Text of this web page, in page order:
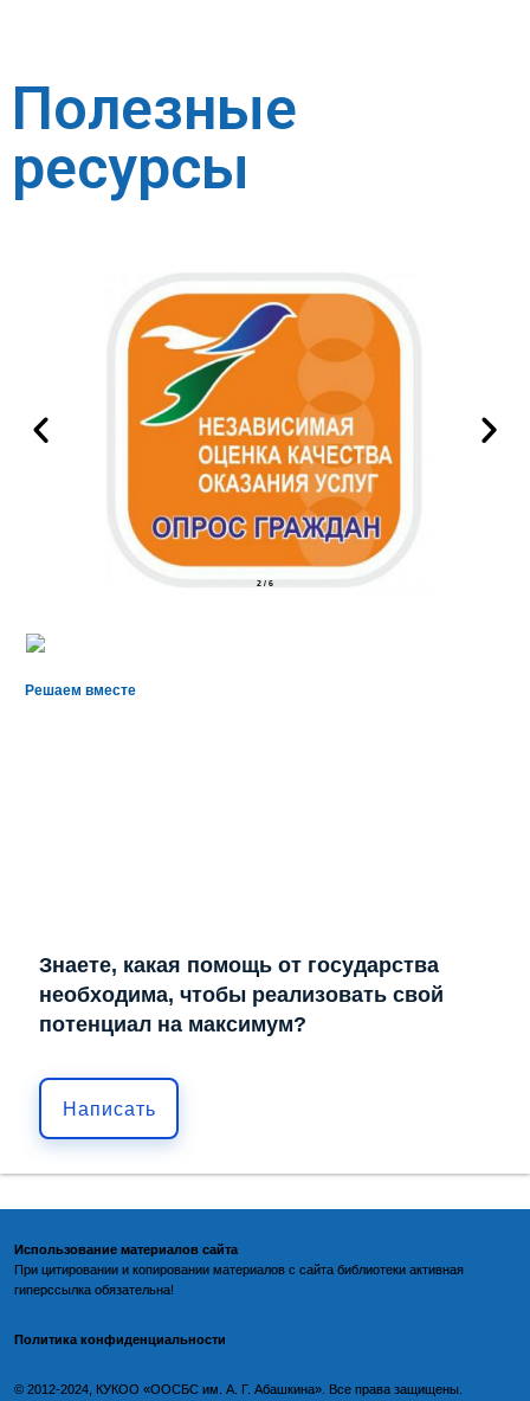
Полезные
ресурсы
2 / 6
Решаем вместе
Знаете, какая помощь от государства
необходима, чтобы реализовать свой
потенциал на максимум?
Написать
Использование материалов сайта
При цитировании и копировании материалов с сайта библиотеки активная
гиперссылка обязательна!
Политика конфиденциальности
©️ 2012-2024, КУКОО «ООСБС им. А. Г. Абашкина». Все права защищены.